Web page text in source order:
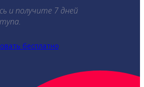
и получите 7 дней
бесплатно